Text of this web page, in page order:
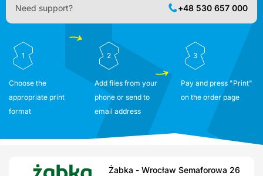
Need support? +48 530 657 000
1
Choose the
appropriate print
format
2
Add files from your
phone or send to
email address
3
Pay and press "Print"
on the order page
Żabka - Wrocław Semaforowa 26